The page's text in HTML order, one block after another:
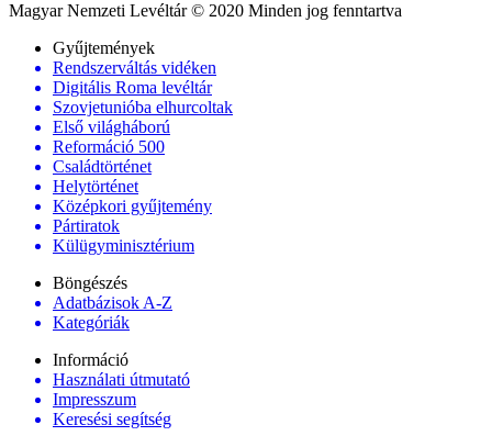
Magyar Nemzeti Levéltár © 2020 Minden jog fenntartva
Gyűjtemények
Rendszerváltás vidéken
Digitális Roma levéltár
Szovjetunióba elhurcoltak
Első világháború
Reformáció 500
Családtörténet
Helytörténet
Középkori gyűjtemény
Pártiratok
Külügyminisztérium
Böngészés
Adatbázisok A-Z
Kategóriák
Információ
Használati útmutató
Impresszum
Keresési segítség